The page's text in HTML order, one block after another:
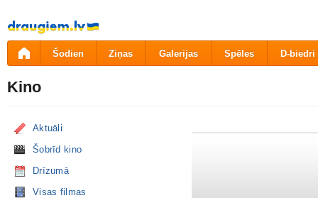
Pāriet
uz
saturu
Šodien Ziņas Galerijas Spēles D-biedri
Kino
Aktuāli
Šobrīd kino
Drīzumā
Visas filmas